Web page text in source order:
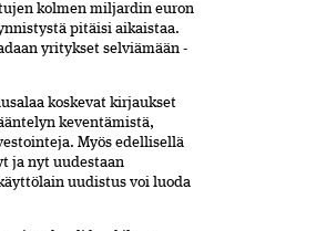
kolmen miljardin euron
pitäisi aikaistaa.
yritykset selviämään
koskevat­ kirjaukset
keventämistä,
Myös edellisellä
ja nyt uudestaan
uudistus voi luoda